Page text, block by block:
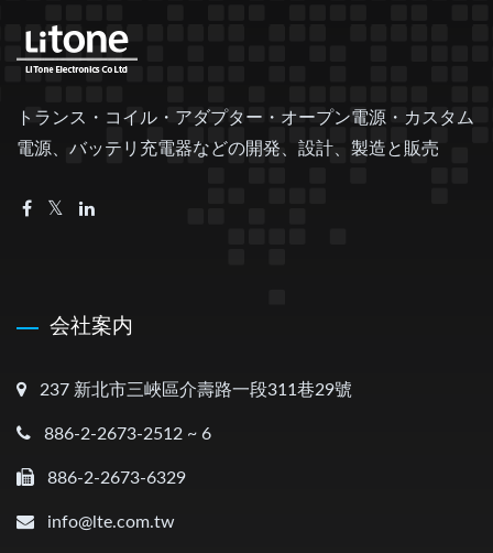
トランス・コイル・アダプター・オープン電源・カスタム
電源、バッテリ充電器などの開発、設計、製造と販売
会社案内
237 新北市三峽區介壽路一段311巷29號
886-2-2673-2512 ~ 6
886-2-2673-6329
info@lte.com.tw